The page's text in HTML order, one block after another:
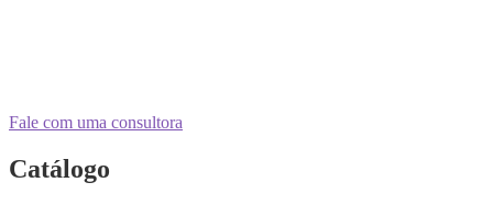
Fale com uma consultora
Catálogo